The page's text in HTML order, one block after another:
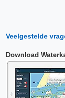
Veelgestelde
Download